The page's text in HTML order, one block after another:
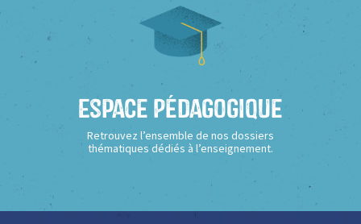
Espace Pédagogique
Retrouvez l’ensemble de nos dossiers
thématiques dédiés à l’enseignement.